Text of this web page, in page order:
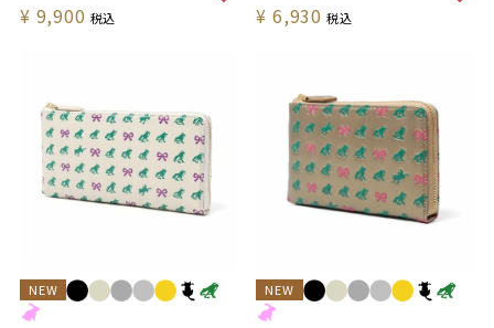
¥ 9,900 税込 ¥ 6,930 税込
NEW NEW